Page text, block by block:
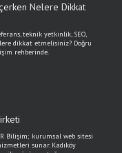
Nelere Dikkat
teknik yetkinlik, SEO,
dikkat etmelisiniz? Doğru
rehberinde.
Bilişim; kurumsal web sitesi
sunar. Kadıköy